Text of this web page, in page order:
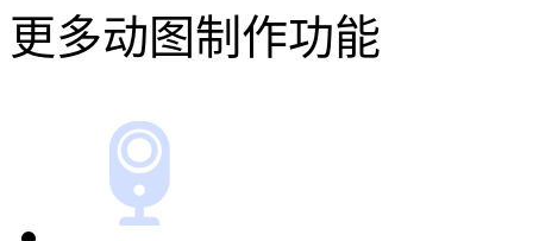
软件很好用，非常简便
soogif动图gif编辑功能
样化，样式多样化，真好